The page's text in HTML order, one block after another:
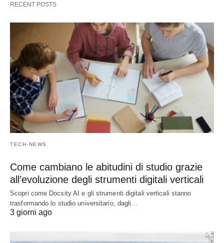
RECENT POSTS
TECH-NEWS
Come cambiano le abitudini di studio grazie
all’evoluzione degli strumenti digitali verticali
Scopri come Docsity AI e gli strumenti digitali verticali stanno
trasformando lo studio universitario, dagli…
3 giorni ago